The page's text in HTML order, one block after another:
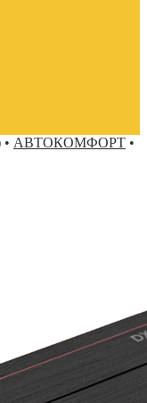
• АВТОКОМФОРТ •